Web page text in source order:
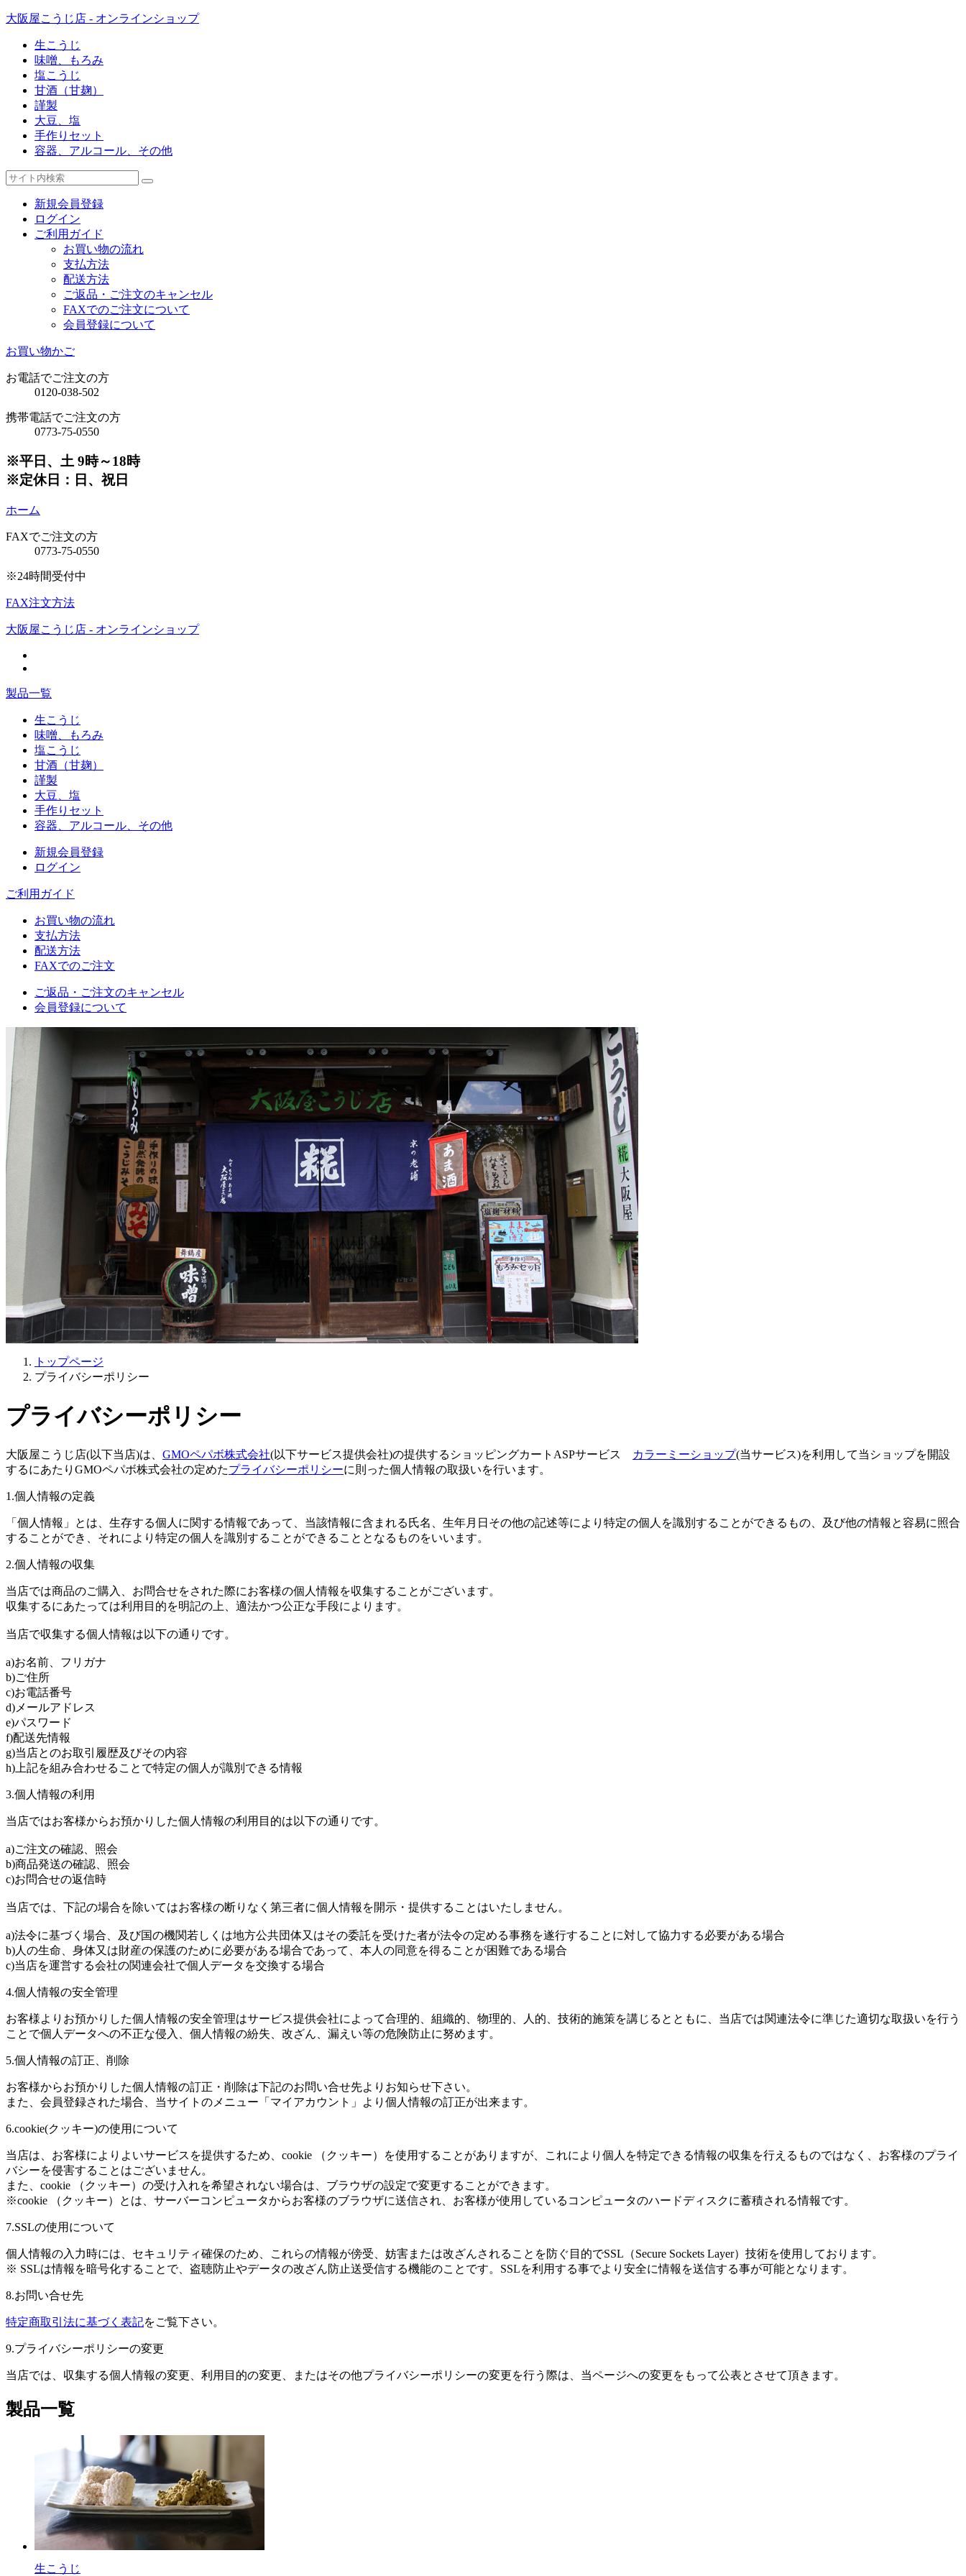
大阪屋こうじ店 - オンラインショップ
生こうじ
味噌、もろみ
塩こうじ
甘酒（甘麹）
謹製
大豆、塩
手作りセット
容器、アルコール、その他
新規会員登録
ログイン
ご利用ガイド
お買い物の流れ
支払方法
配送方法
ご返品・ご注文のキャンセル
FAXでのご注文について
会員登録について
お買い物かご
お電話でご注文の方
0120-038-502
携帯電話でご注文の方
0773-75-0550
※平日、土 9時～18時
※定休日：日、祝日
ホーム
FAXでご注文の方
0773-75-0550
※24時間受付中
FAX注文方法
大阪屋こうじ店 - オンラインショップ
製品一覧
生こうじ
味噌、もろみ
塩こうじ
甘酒（甘麹）
謹製
大豆、塩
手作りセット
容器、アルコール、その他
新規会員登録
ログイン
ご利用ガイド
お買い物の流れ
支払方法
配送方法
FAXでのご注文
ご返品・ご注文のキャンセル
会員登録について
トップページ
プライバシーポリシー
プライバシーポリシー
大阪屋こうじ店(以下当店)は、 GMOペパボ株式会社(以下サービス提供会社)の提供するショッピングカートASPサービス カラーミーショップ(当サービス)を利用して当ショップを開設
するにあたりGMOペパボ株式会社の定めたプライバシーポリシーに則った個人情報の取扱いを行います。
1.個人情報の定義
「個人情報」とは、生存する個人に関する情報であって、当該情報に含まれる氏名、生年月日その他の記述等により特定の個人を識別することができるもの、及び他の情報と容易に照合
することができ、それにより特定の個人を識別することができることとなるものをいいます。
2.個人情報の収集
当店では商品のご購入、お問合せをされた際にお客様の個人情報を収集することがございます。
収集するにあたっては利用目的を明記の上、適法かつ公正な手段によります。
当店で収集する個人情報は以下の通りです。
a)お名前、フリガナ
b)ご住所
c)お電話番号
d)メールアドレス
e)パスワード
f)配送先情報
g)当店とのお取引履歴及びその内容
h)上記を組み合わせることで特定の個人が識別できる情報
3.個人情報の利用
当店ではお客様からお預かりした個人情報の利用目的は以下の通りです。
a)ご注文の確認、照会
b)商品発送の確認、照会
c)お問合せの返信時
当店では、下記の場合を除いてはお客様の断りなく第三者に個人情報を開示・提供することはいたしません。
a)法令に基づく場合、及び国の機関若しくは地方公共団体又はその委託を受けた者が法令の定める事務を遂行することに対して協力する必要がある場合
b)人の生命、身体又は財産の保護のために必要がある場合であって、本人の同意を得ることが困難である場合
c)当店を運営する会社の関連会社で個人データを交換する場合
4.個人情報の安全管理
お客様よりお預かりした個人情報の安全管理はサービス提供会社によって合理的、組織的、物理的、人的、技術的施策を講じるとともに、当店では関連法令に準じた適切な取扱いを行う
ことで個人データへの不正な侵入、個人情報の紛失、改ざん、漏えい等の危険防止に努めます。
5.個人情報の訂正、削除
お客様からお預かりした個人情報の訂正・削除は下記のお問い合せ先よりお知らせ下さい。
また、会員登録された場合、当サイトのメニュー「マイアカウント」より個人情報の訂正が出来ます。
6.cookie(クッキー)の使用について
当店は、お客様によりよいサービスを提供するため、cookie （クッキー）を使用することがありますが、これにより個人を特定できる情報の収集を行えるものではなく、お客様のプライ
バシーを侵害することはございません。
また、cookie （クッキー）の受け入れを希望されない場合は、ブラウザの設定で変更することができます。
※cookie （クッキー）とは、サーバーコンピュータからお客様のブラウザに送信され、お客様が使用しているコンピュータのハードディスクに蓄積される情報です。
7.SSLの使用について
個人情報の入力時には、セキュリティ確保のため、これらの情報が傍受、妨害または改ざんされることを防ぐ目的でSSL（Secure Sockets Layer）技術を使用しております。
※ SSLは情報を暗号化することで、盗聴防止やデータの改ざん防止送受信する機能のことです。SSLを利用する事でより安全に情報を送信する事が可能となります。
8.お問い合せ先
特定商取引法に基づく表記をご覧下さい。
9.プライバシーポリシーの変更
当店では、収集する個人情報の変更、利用目的の変更、またはその他プライバシーポリシーの変更を行う際は、当ページへの変更をもって公表とさせて頂きます。
製品一覧
生こうじ